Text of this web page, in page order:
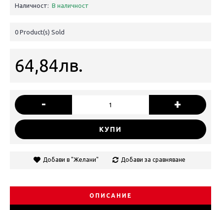
Наличност: В наличност
0 Product(s) Sold
64,84лв.
- +
КУПИ
Добави в "Желани" Добави за сравняване
ОПИСАНИЕ